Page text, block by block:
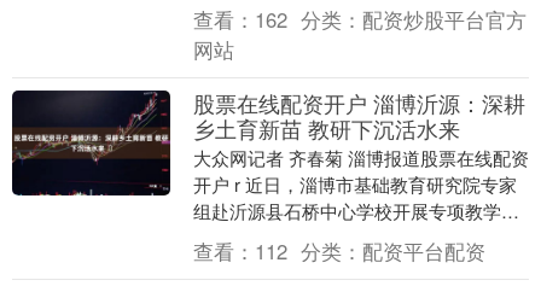
地安溪，为全省县....
查看： 162 分类： 配资炒股平台官方
网站
股票在线配资开户 淄博沂源：深耕
乡土育新苗 教研下沉活水来 ​
大众网记者 齐春菊 淄博报道股票在线配资
开户 r 近日，淄博市基础教育研究院专家
组赴沂源县石桥中心学校开展专项教学视
导。此次行动，不仅是一次常规的检查督
导，更是....
查看： 112 分类： 配资平台配资